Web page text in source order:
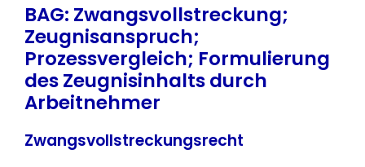
BAG: Zwangsvollstreckung;
Zeugnisanspruch;
Prozessvergleich; Formulierung
des Zeugnisinhalts durch
Arbeitnehmer
Zwangsvollstreckungsrecht